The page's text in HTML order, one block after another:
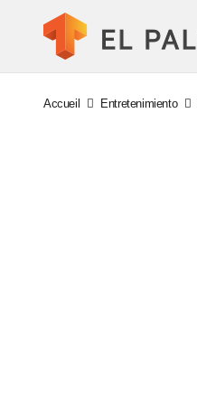
Accueil Entretenimiento